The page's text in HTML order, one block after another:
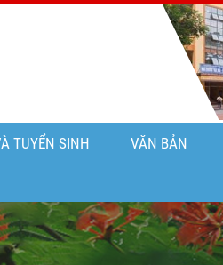
TUYỂN SINH VĂN BẢN